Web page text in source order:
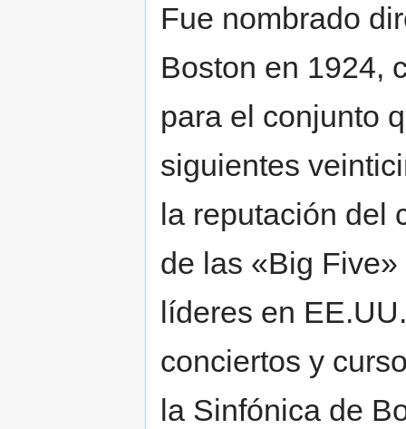
Fue nombrado
Boston en 1924,
para el conjunto
siguientes
la reputación del
de las «Big
líderes en
conciertos y
la Sinfónica de